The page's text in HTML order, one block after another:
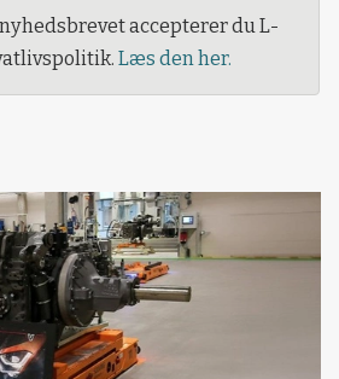
accepterer du L-
Læs den her.